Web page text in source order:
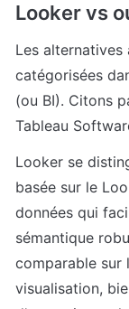
Looker vs
Les alternatives
catégorisées
(ou BI). Citons
Tableau
Looker se
basée sur le
données qui
sémantique
comparable
visualisation,